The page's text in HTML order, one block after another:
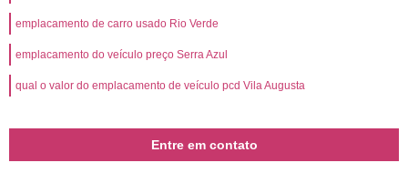
emplacamento de carro usado Rio Verde
emplacamento do veículo preço Serra Azul
qual o valor do emplacamento de veículo pcd Vila Augusta
Entre em contato